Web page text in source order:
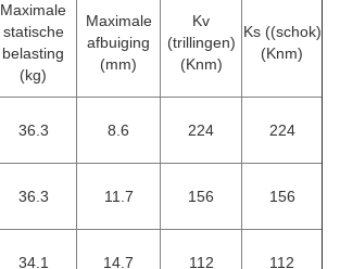
Maximale
statische
belasting
(kg)
Maximale
afbuiging
(mm)
Kv
(trillingen)
(Knm)
Ks ((schok)
(Knm)
36.3 8.6 224 224
36.3 11.7 156 156
34.1 14.7 112 112